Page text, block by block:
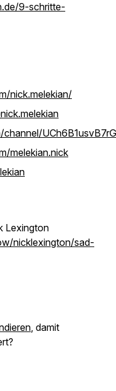
9-schritte-
nick.melekian/
melekian.nick
Lexington
nicklexington/sad-
, damit